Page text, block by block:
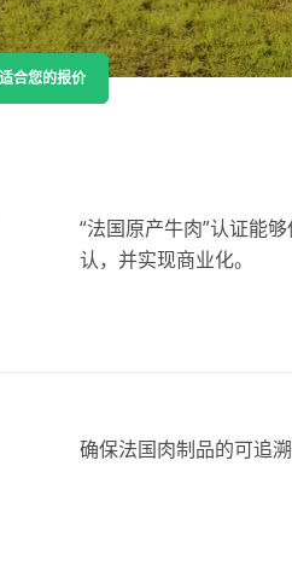
阿根廷 (西班牙语)
合您的报价
“法国原产牛肉”认证能
认，并实现商业化。
确保法国肉制品的可追溯